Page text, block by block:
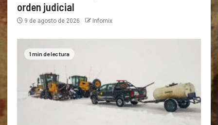
orden judicial
9 de agosto de 2026 Infomix
1 min de lectura